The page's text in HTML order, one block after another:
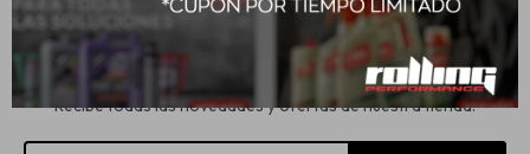
Suscríbete a nuestra newsletter
Recibe todas las novedades y ofertas de nuestra tienda.
Servicios